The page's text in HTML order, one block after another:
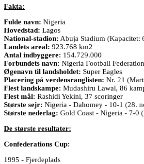
Fakta:
Fulde navn: Nigeria
Hovedstad: Lagos
National-stadion: Abuja Stadium (Kapacitet:
Landets areal: 923.768 km2
Antal indbyggere: 154.729.000
Forbundets navn: Nigeria Football Federation
Øgenavn til landsholdet: Super Eagles
Placering på verdensranglisten: Nr. 21
Flest landskampe: Mudashiru Lawal, 86
Flest mål: Rashidi Yekini, 37 scoringer
Største sejr: Nigeria - Dahomey - 10-1 (28.
Største nederlag: Gold Coast - Nigeria - 7-0
De største resultater:
Confederations Cup:
1995 - Fjerdeplads